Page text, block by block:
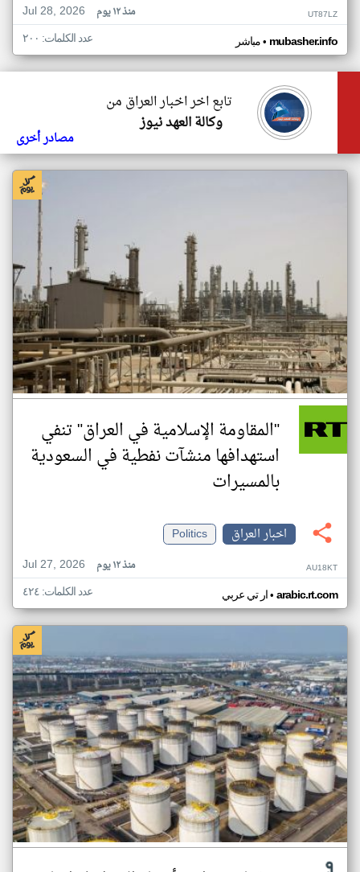
Jul 28, 2026
منذ ١٢ يوم UT87LZ
مباشر• mubasher.info عدد الكلمات: ٢٠٠
تابع اخر اخبار العراق من
وكالة العهد نيوز
مصادر أخرى
"المقاومة الإسلامية في العراق" تنفي
استهدافها منشآت نفطية في السعودية
بالمسيرات
اخبار العراق
Politics
Jul 27, 2026
منذ ١٢ يوم AU18KT
ار تي عربي• arabic.rt.com عدد الكلمات: ٤٢٤